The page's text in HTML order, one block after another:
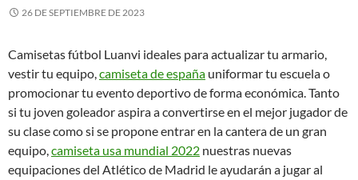
26 DE SEPTIEMBRE DE 2023
Camisetas fútbol Luanvi ideales para actualizar tu armario,
vestir tu equipo,camiseta de españa uniformar tu escuela o
promocionar tu evento deportivo de forma económica. Tanto
si tu joven goleador aspira a convertirse en el mejor jugador de
su clase como si se propone entrar en la cantera de un gran
equipo,camiseta usa mundial 2022 nuestras nuevas
equipaciones del Atlético de Madrid le ayudarán a jugar al